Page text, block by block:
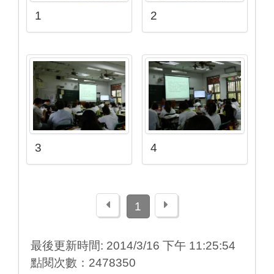
1 2
3 4
上一頁1 下一頁
最後更新時間: 2014/3/16 下午 11:25:54
點閱次數：2478350